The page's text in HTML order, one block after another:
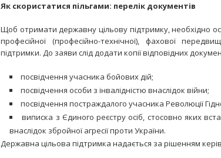
Як скористатися пільгами: перелік документів
Щоб отримати державну цільову підтримку, необхідно
професійної (професійно-технічної), фахової
підтримки. До заяви слід додати копії відповідних
посвідчення учасника бойових дій;
посвідчення особи з інвалідністю внаслідок війни;
посвідчення постраждалого учасника Революції
виписка з Єдиного реєстру осіб, стосовно яких
внаслідок збройної агресії проти України.
Державна цільова підтримка надається за рішенням